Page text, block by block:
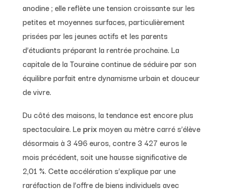
anodine ; elle reflète une tension croissante sur les
petites et moyennes surfaces, particulièrement
prisées par les jeunes actifs et les parents
d’étudiants préparant la rentrée prochaine. La
capitale de la Touraine continue de séduire par son
équilibre parfait entre dynamisme urbain et douceur
de vivre.
Du côté des maisons, la tendance est encore plus
spectaculaire. Le prixmoyen au mètre carré s’élève
désormais à 3 496 euros, contre 3 427 euros le
mois précédent, soit une hausse significative de
2,01 %. Cette accélération s’explique par une
raréfaction de l’offre de biens individuels avec